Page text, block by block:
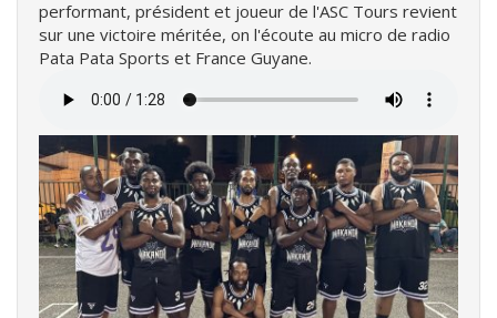
performant, président et joueur de l'ASC Tours revient
sur une victoire méritée, on l'écoute au micro de radio
Pata Pata Sports et France Guyane.
audio